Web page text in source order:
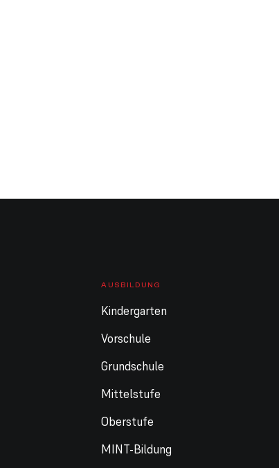
AUSBILDUNG
Kindergarten
Vorschule
Grundschule
Mittelstufe
Oberstufe
MINT-Bildung